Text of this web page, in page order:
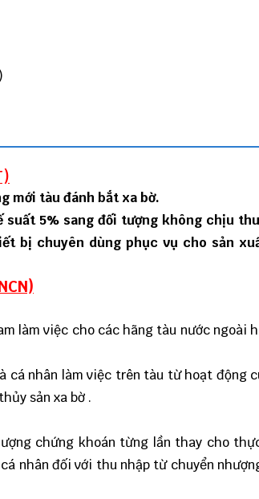
mới tàu đánh bắt xa bờ.
5% sang đối tượng không chịu
bị chuyên dùng phục vụ cho sản
làm việc cho các hãng tàu nước ngoài
cá nhân làm việc trên tàu từ hoạt động
sản xa bờ .
chứng khoán từng lần thay cho
nhân đối với thu nhập từ chuyển